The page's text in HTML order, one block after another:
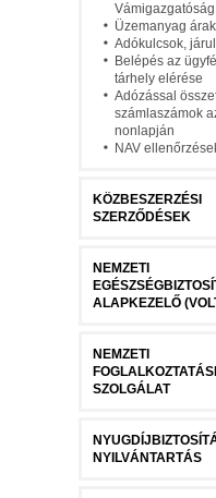
Vámigazgatóság
Üzemanyag árak
Adókulcsok,
Belépés az
tárhely elérése
Adózással
számlaszámok
nonlapján
NAV
KÖZBESZERZÉSI
SZERZŐDÉSEK
NEMZETI
ALAPKEZELŐ
NEMZETI
FOGLALKOZTATÁSI
SZOLGÁLAT
NYILVÁNTARTÁS